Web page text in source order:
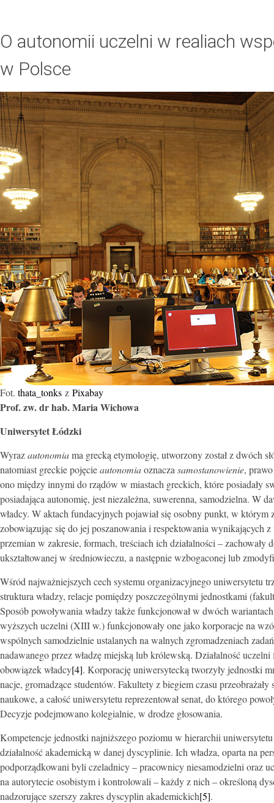
O autonomii uczelni w realiach
w Polsce
Fot. thata_tonks z Pixabay
Prof. zw. dr hab. Maria Wichowa
Uniwersytet Łódzki
Wyrazautonomiama grecką etymologię, utworzony został z dwóch
natomiast greckie pojęcieautonomiaoznacza samostanowienie,
ono między innymi do rządów w miastach greckich, które posiadały
posiadająca autonomię, jest niezależna, suwerenna, samodzielna. W
władcy. W aktach fundacyjnych pojawiał się osobny punkt, w
zobowiązując się do jej poszanowania i respektowania wynikających
przemian w zakresie, formach, treściach ich działalności –
ukształtowanej w średniowieczu, a następnie wzbogaconej lub
Wśród najważniejszych cech systemu organizacyjnego uniwersytetu
struktura władzy, relacje pomiędzy poszczególnymi jednostkami
Sposób powoływania władzy także funkcjonował w dwóch
wyższych uczelni (XIII w.) funkcjonowały one jako korporacje na
wspólnych samodzielnie ustalanych na walnych zgromadzeniach
nadawanego przez władzę miejską lub królewską. Działalność
obowiązek władcy[4]. Korporację uniwersytecką tworzyły jednostki
nacje, gromadzące studentów. Fakultety z biegiem czasu
naukowe, a całość uniwersytetu reprezentował senat, do którego
Decyzje podejmowano kolegialnie, w drodze głosowania.
Kompetencje jednostki najniższego poziomu w hierarchii
działalność akademicką w danej dyscyplinie. Ich władza, oparta na
podporządkowani byli czeladnicy – pracownicy niesamodzielni oraz
na autorytecie osobistym i kontrolowali – każdy z nich – określoną
nadzorujące szerszy zakres dyscyplin akademickich[5].